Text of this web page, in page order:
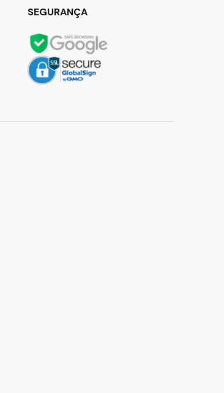
SEGURANÇA